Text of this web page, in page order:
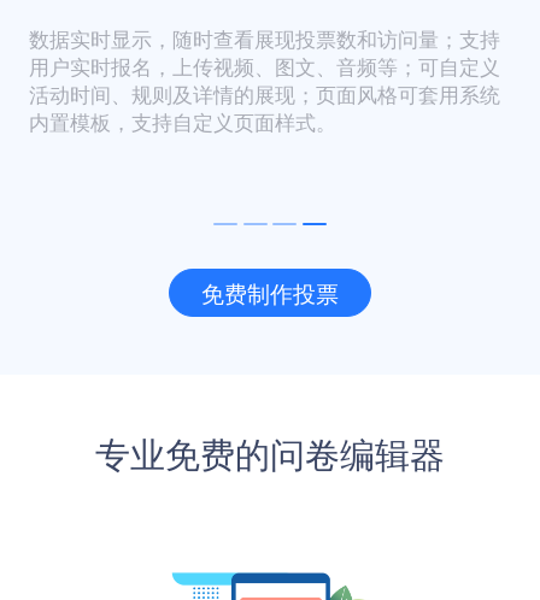
数据实时显示，随时查看展现投票数和访问量；支持
用户实时报名，上传视频、图文、音频等；可自定义
活动时间、规则及详情的展现；页面风格可套用系统
内置模板，支持自定义页面样式。
免费制作投票
专业免费的问卷编辑器